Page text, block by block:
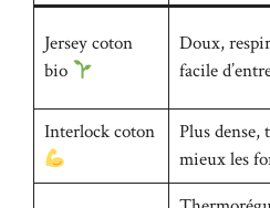
Jersey coton
bio
Doux,
facile
Interlock coton
Plus dense,
mieux les